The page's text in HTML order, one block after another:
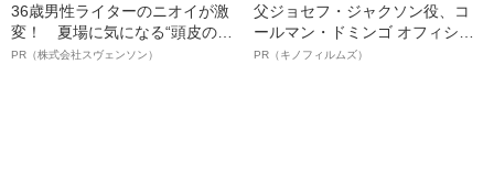
36歳男性ライターのニオイが激
変！ 夏場に気になる“頭皮のニ
オイ”や“ベタつき”を解消す
PR（株式会社スヴェンソン）
父ジョセフ・ジャクソン役、コ
ールマン・ドミンゴ オフィシャ
ルインタビュー“観客を魅了した
PR（キノフィルムズ）